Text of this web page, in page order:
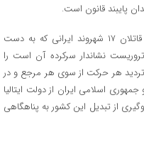
پایبند قانون است.
این دیپلمات ارشد ایرانی نفرت مردم ایران از قاتلان ۱۷ شهروند ایرانی که به‌ دست
نشاندار سرکرده آن است را
هر حرکت از سوی هر مرجع و در
اسلامی ایران از دولت ایتالیا
از تبدیل این کشور به پناهگاهی